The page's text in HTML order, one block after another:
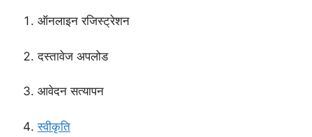
ऑनलाइन रजिस्ट्रेशन
दस्तावेज अपलोड
आवेदन सत्यापन
स्वीकृति